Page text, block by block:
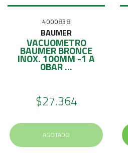
4000838
BAUMER
VACUOMETRO
BAUMER BRONCE
INOX. 100MM -1 A
0BAR ...
$27.364
AGOTADO